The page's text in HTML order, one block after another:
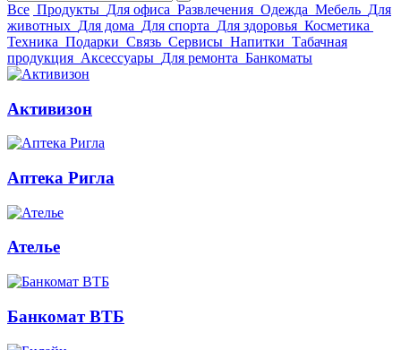
Все Продукты Для офиса Развлечения Одежда Мебель Для
животных Для дома Для спорта Для здоровья Косметика
Техника Подарки Связь Сервисы Напитки Табачная
продукция Аксессуары Для ремонта Банкоматы
Активизон
Аптека Ригла
Ателье
Банкомат ВТБ